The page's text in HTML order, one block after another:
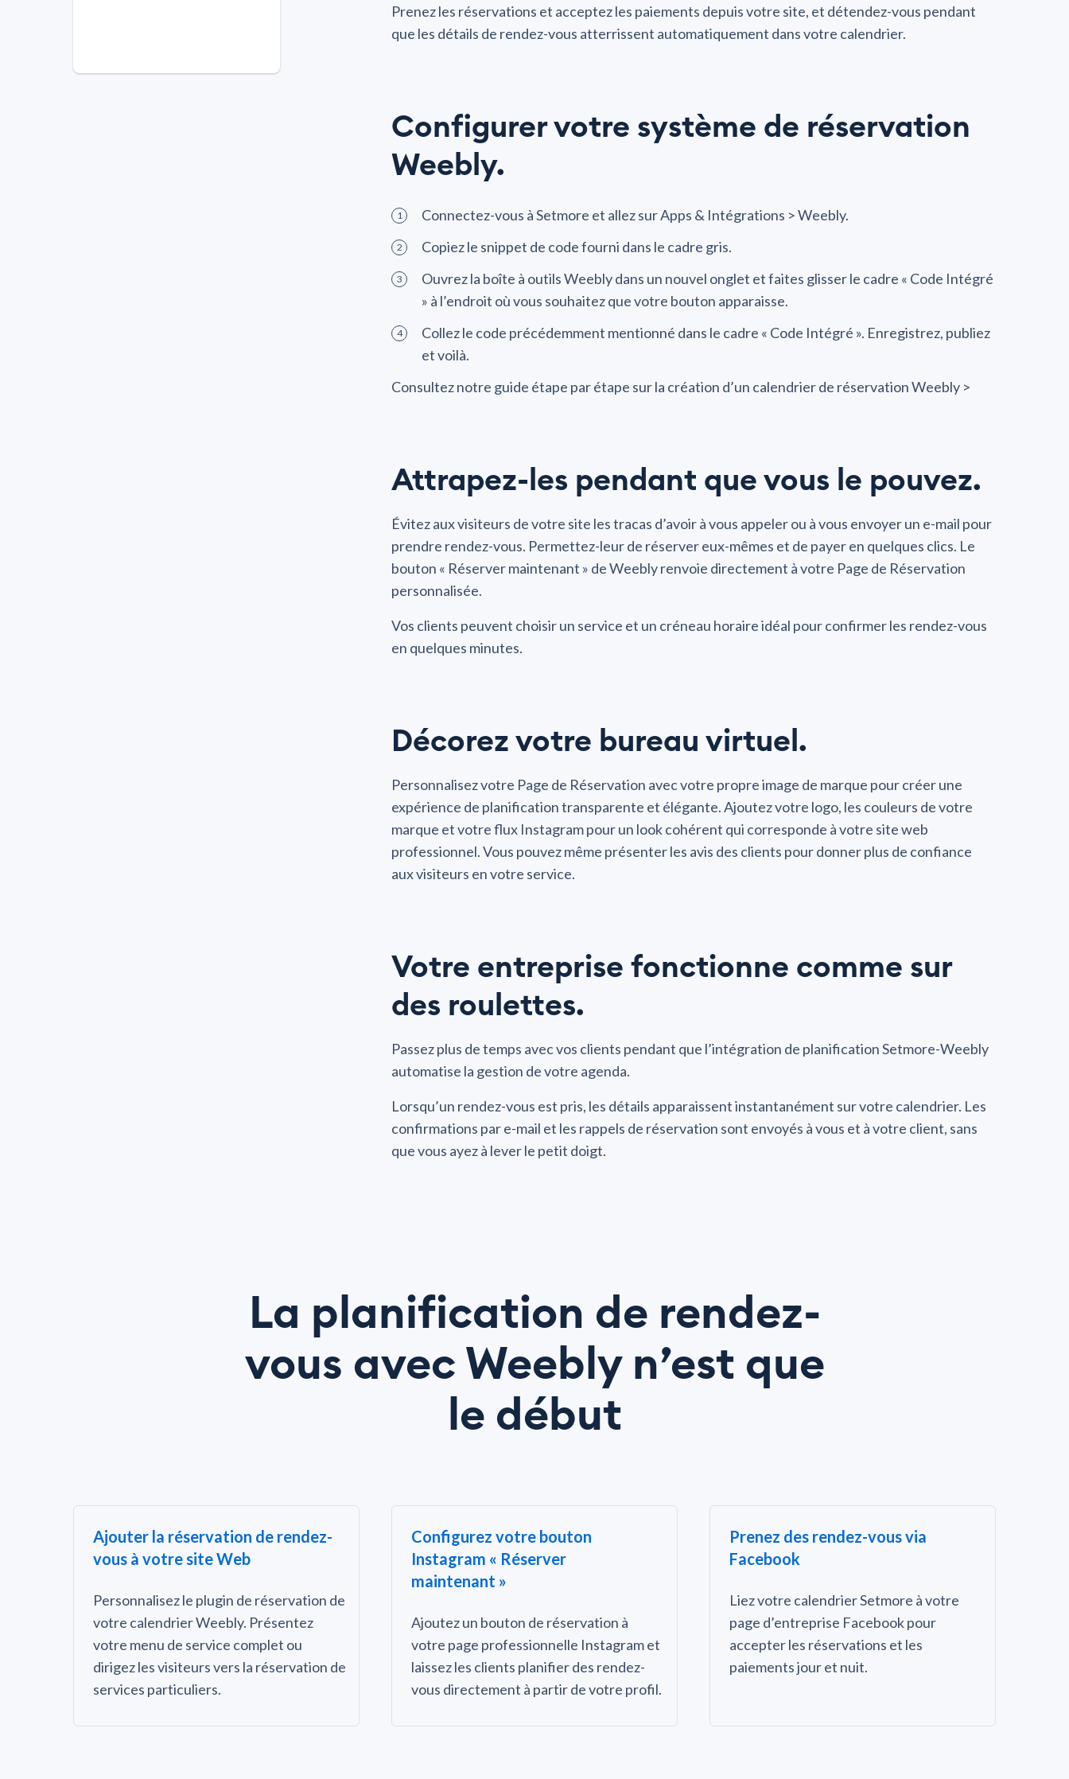
Prenez les réservations et acceptez les paiements depuis votre site, et détendez-vous pendant
que les détails de rendez-vous atterrissent automatiquement dans votre calendrier.
Configurer votre système de réservation
Weebly.
Connectez-vous à Setmore et allez sur Apps & Intégrations > Weebly.
Copiez le snippet de code fourni dans le cadre gris.
Ouvrez la boîte à outils Weebly dans un nouvel onglet et faites glisser le cadre « Code Intégré
» à l’endroit où vous souhaitez que votre bouton apparaisse.
Collez le code précédemment mentionné dans le cadre « Code Intégré ». Enregistrez, publiez
et voilà.
Consultez notre guide étape par étape sur la création d’un calendrier de réservation Weebly >
Attrapez-les pendant que vous le pouvez.
Évitez aux visiteurs de votre site les tracas d’avoir à vous appeler ou à vous envoyer un e-mail pour
prendre rendez-vous. Permettez-leur de réserver eux-mêmes et de payer en quelques clics. Le
bouton « Réserver maintenant » de Weebly renvoie directement à votre Page de Réservation
personnalisée.
Vos clients peuvent choisir un service et un créneau horaire idéal pour confirmer les rendez-vous
en quelques minutes.
Décorez votre bureau virtuel.
Personnalisez votre Page de Réservation avec votre propre image de marque pour créer une
expérience de planification transparente et élégante. Ajoutez votre logo, les couleurs de votre
marque et votre flux Instagram pour un look cohérent qui corresponde à votre site web
professionnel. Vous pouvez même présenter les avis des clients pour donner plus de confiance
aux visiteurs en votre service.
Votre entreprise fonctionne comme sur
des roulettes.
Passez plus de temps avec vos clients pendant que l’intégration de planification Setmore-Weebly
automatise la gestion de votre agenda.
Lorsqu’un rendez-vous est pris, les détails apparaissent instantanément sur votre calendrier. Les
confirmations par e-mail et les rappels de réservation sont envoyés à vous et à votre client, sans
que vous ayez à lever le petit doigt.
La planification de rendez-
vous avec Weebly n’est que
le début
Ajouter la réservation de rendez-
vous à votre site Web
Personnalisez le plugin de réservation de
votre calendrier Weebly. Présentez
votre menu de service complet ou
dirigez les visiteurs vers la réservation de
services particuliers.
Configurez votre bouton
Instagram « Réserver
maintenant »
Ajoutez un bouton de réservation à
votre page professionnelle Instagram et
laissez les clients planifier des rendez-
vous directement à partir de votre profil.
Prenez des rendez-vous via
Facebook
Liez votre calendrier Setmore à votre
page d’entreprise Facebook pour
accepter les réservations et les
paiements jour et nuit.